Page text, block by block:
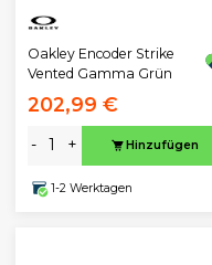
Oakley Encoder Strike
Vented Gamma Grün
202,99 €
- + Hinzufügen
1-2 Werktagen